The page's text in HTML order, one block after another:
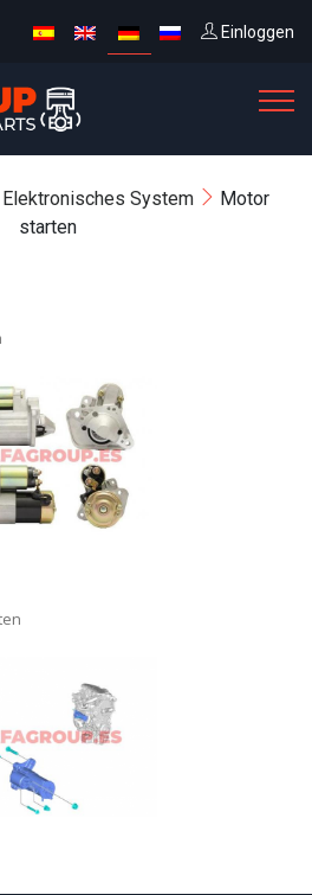
Einloggen
Elektronisches System
Motor
starten